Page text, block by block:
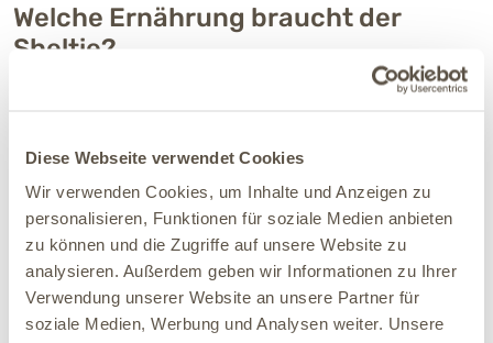
Diese Webseite verwendet Cookies
Wir verwenden Cookies, um Inhalte und Anzeigen zu
personalisieren, Funktionen für soziale Medien anbieten
zu können und die Zugriffe auf unsere Website zu
analysieren. Außerdem geben wir Informationen zu Ihrer
Verwendung unserer Website an unsere Partner für
soziale Medien, Werbung und Analysen weiter. Unsere
Welche Ernährung braucht der
Sheltie?
Unsere Empfehlungen:
„Weniger füttern, aber höhere Qualität“: Viele Hunde
leiden an Nährstoffmangel. Dies ist häufig das Ergebnis
einer unpassenden Fütterungsstrategie (zu viel, zu
häufig), gekoppelt mit Futter minderer Qualität . Eine
angepasste Fütterungsstrategie kann dazu beitragen,
die Verdauung zu entlasten und eine ausgewogene